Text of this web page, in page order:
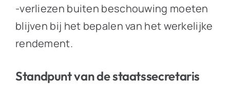
-verliezen buiten beschouwing moeten
blijven bij het bepalen van het werkelijke
rendement.
Standpunt van de staatssecretaris